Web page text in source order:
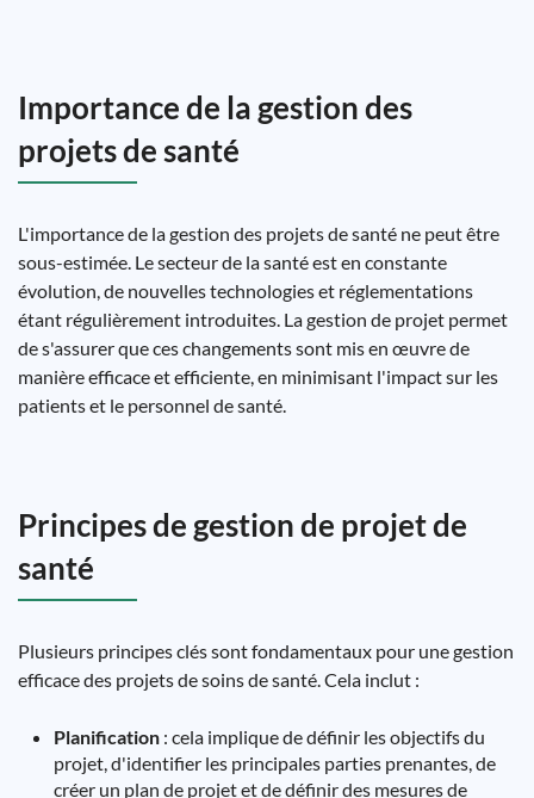
Importance de la gestion des
projets de santé
L'importance de la gestion des projets de santé ne peut être
sous-estimée. Le secteur de la santé est en constante
évolution, de nouvelles technologies et réglementations
étant régulièrement introduites. La gestion de projet permet
de s'assurer que ces changements sont mis en œuvre de
manière efficace et efficiente, en minimisant l'impact sur les
patients et le personnel de santé.
Principes de gestion de projet de
santé
Plusieurs principes clés sont fondamentaux pour une gestion
efficace des projets de soins de santé. Cela inclut :
Planification : cela implique de définir les objectifs du
projet, d'identifier les principales parties prenantes, de
créer un plan de projet et de définir des mesures de